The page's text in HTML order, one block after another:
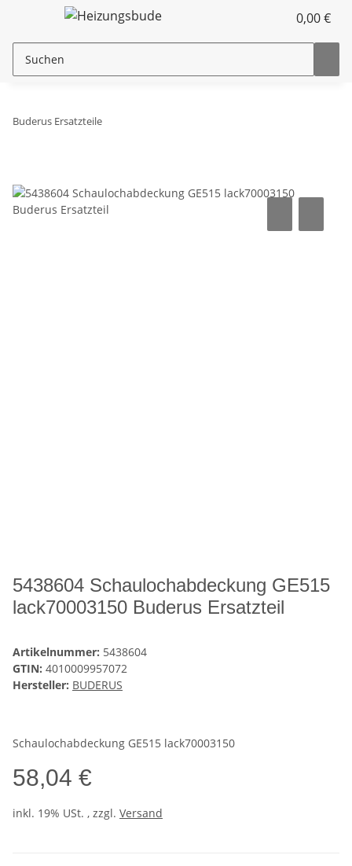
0,00 €
Buderus Ersatzteile
5438604 Schaulochabdeckung GE515
lack70003150 Buderus Ersatzteil
Artikelnummer: 5438604
GTIN: 4010009957072
Hersteller: BUDERUS
Schaulochabdeckung GE515 lack70003150
58,04 €
inkl. 19% USt. , zzgl. Versand